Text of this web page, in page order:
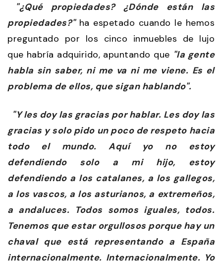
"¿Qué propiedades? ¿Dónde están las
propiedades?"ha espetado cuando le hemos
preguntado por los cinco inmuebles de lujo
que habría adquirido, apuntando que "la gente
habla sin saber, ni me va ni me viene. Es el
problema de ellos, que sigan hablando".
"Y les doy las gracias por hablar. Les doy las
gracias y solo pido un poco de respeto hacia
todo el mundo. Aquí yo no estoy
defendiendo solo a mi hijo, estoy
defendiendo a los catalanes, a los gallegos,
a los vascos, a los asturianos, a extremeños,
a andaluces. Todos somos iguales, todos.
Tenemos que estar orgullosos porque hay un
chaval que está representando a España
internacionalmente. Internacionalmente. Yo